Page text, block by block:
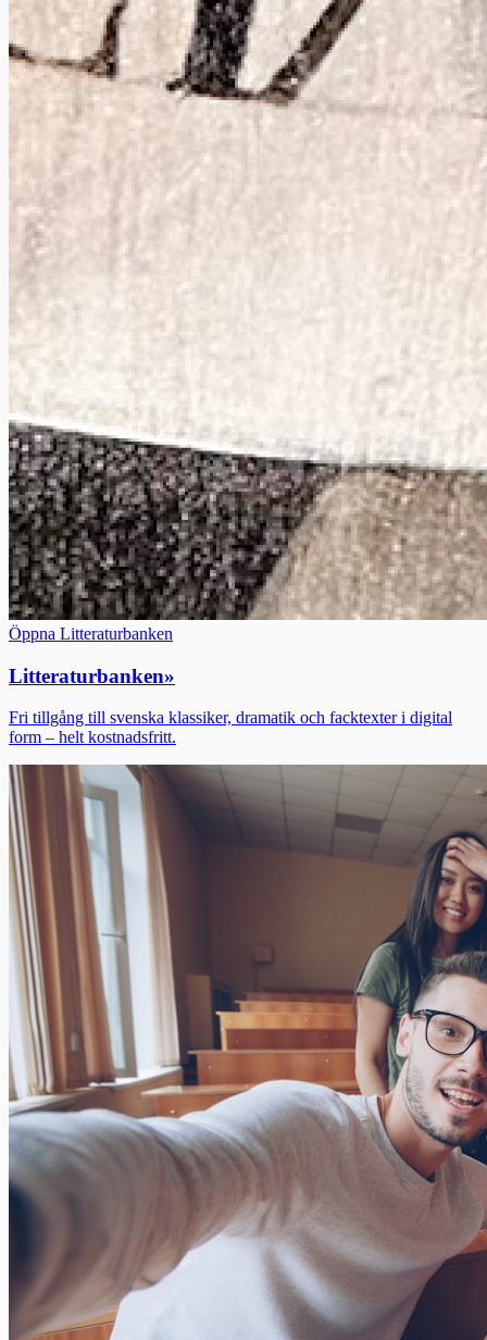
Öppna Litteraturbanken
Litteraturbanken»
Fri tillgång till svenska klassiker, dramatik och facktexter i digital
form – helt kostnadsfritt.